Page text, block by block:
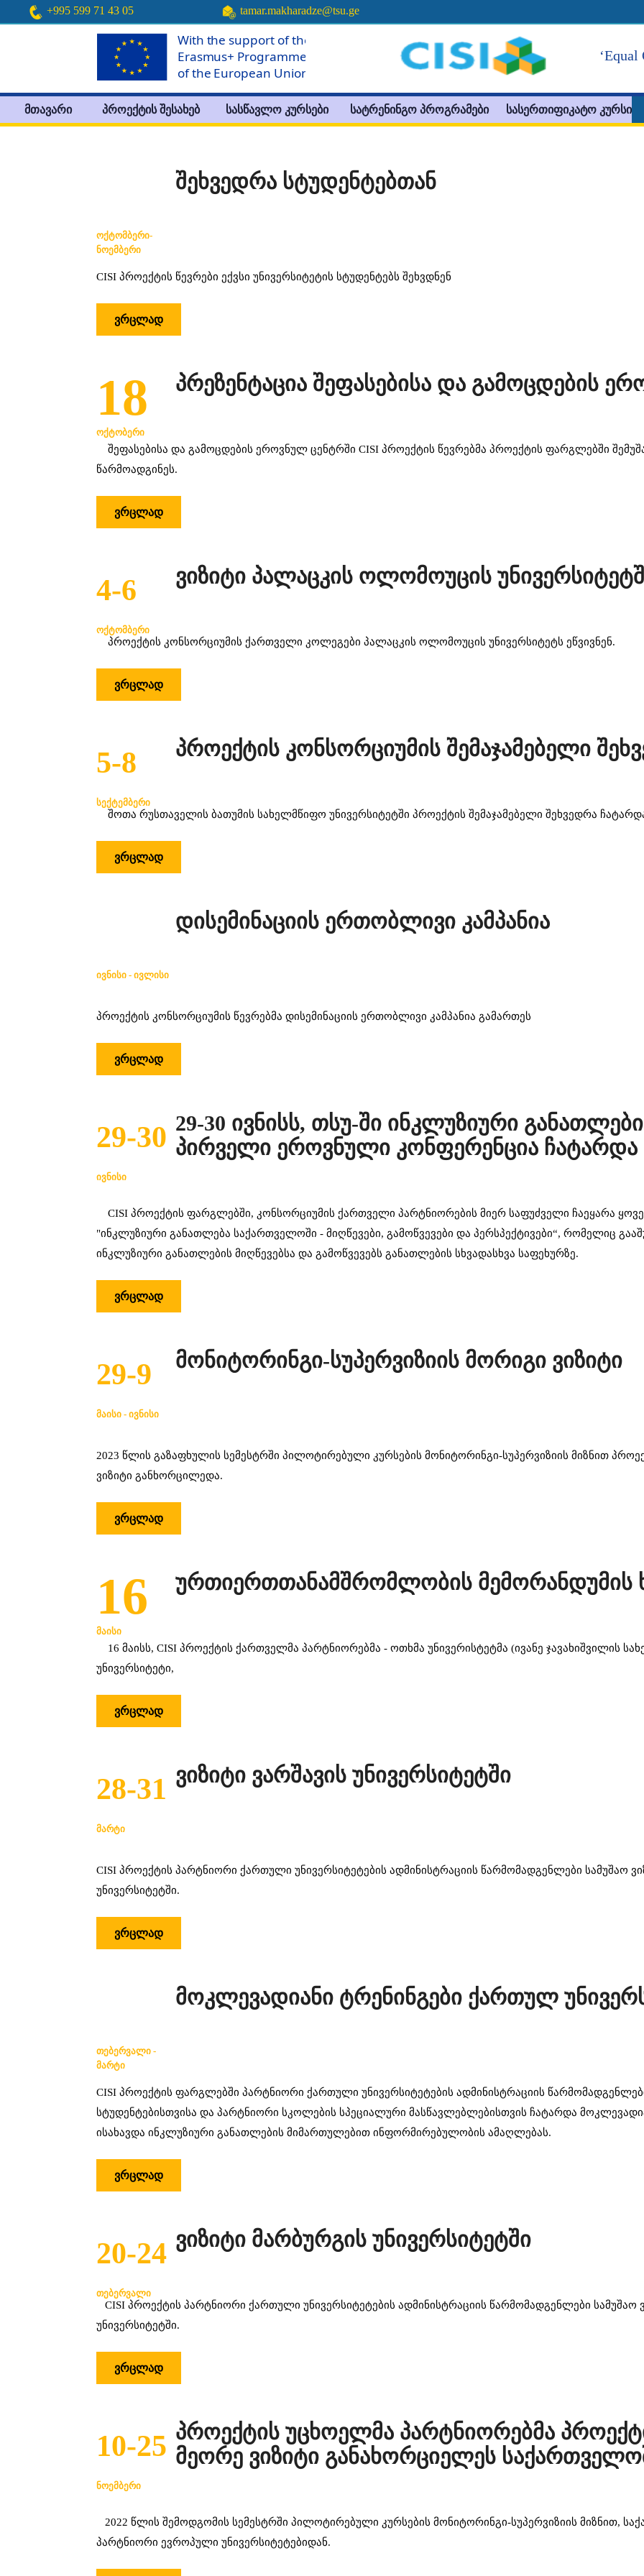
+995 599 71 43 05 tamar.makharadze@tsu.ge
მთავარი პროექტის შესახებ სასწავლო კურსები სატრენინგო პროგრამები სასერთიფიკატო კურსი
ᲝᲥᲢᲝᲛᲑᲔᲠᲘ-
ᲜᲝᲔᲛᲑᲔᲠᲘ
შეხვედრა სტუდენტებთან
CISI პროექტის წევრები ექვსი უნივერსიტეტის სტუდენტებს შეხვდნენ
ᲕᲠᲪᲚᲐᲓ
18
ᲝᲥᲢᲝᲑᲔᲠᲘ
პრეზენტაცია შეფასებისა და გამოცდების
შეფასებისა და გამოცდების ეროვნულ ცენტრში CISI პროექტის წევრებმა პროექტის ფარგლებში
წარმოადგინეს.
ᲕᲠᲪᲚᲐᲓ
4-6
ᲝᲥᲢᲝᲛᲑᲔᲠᲘ
ვიზიტი პალაცკის ოლომოუცის
პროექტის კონსორციუმის ქართველი კოლეგები პალაცკის ოლომოუცის უნივერსიტეტს ეწვივნენ.
ᲕᲠᲪᲚᲐᲓ
5-8
ᲡᲔᲥᲢᲔᲛᲑᲔᲠᲘ
პროექტის კონსორციუმის შემაჯამებელი
შოთა რუსთაველის ბათუმის სახელმწიფო უნივერსიტეტში პროექტის შემაჯამებელი შეხვედრა
ᲕᲠᲪᲚᲐᲓ
ᲘᲕᲜᲘᲡᲘ - ᲘᲕᲚᲘᲡᲘ
დისემინაციის ერთობლივი კამპანია
პროექტის კონსორციუმის წევრებმა დისემინაციის ერთობლივი კამპანია გამართეს
ᲕᲠᲪᲚᲐᲓ
29-30
ᲘᲕᲜᲘᲡᲘ
29-30 ივნისს, თსუ-ში ინკლუზიური
პირველი ეროვნული კონფერენცია ჩატარდა
CISI პროექტის ფარგლებში, კონსორციუმის ქართველი პარტნიორების მიერ საფუძველი ჩაეყარა
"ინკლუზიური განათლება საქართველოში - მიღწევები, გამოწვევები და პერსპექტივები“, რომელიც
ინკლუზიური განათლების მიღწევებსა და გამოწვევებს განათლების სხვადასხვა საფეხურზე.
ᲕᲠᲪᲚᲐᲓ
29-9
ᲛᲐᲘᲡᲘ - ᲘᲕᲜᲘᲡᲘ
მონიტორინგი-სუპერვიზიის მორიგი ვიზიტი
2023 წლის გაზაფხულის სემესტრში პილოტირებული კურსების მონიტორინგი-სუპერვიზიის მიზნით
ვიზიტი განხორცილედა.
ᲕᲠᲪᲚᲐᲓ
16
ᲛᲐᲘᲡᲘ
ურთიერთთანამშრომლობის მემორანდუმის
16 მაისს, CISI პროექტის ქართველმა პარტნიორებმა - ოთხმა უნივერისტეტმა (ივანე ჯავახიშვილის
უნივერსიტეტი,
ᲕᲠᲪᲚᲐᲓ
28-31
ᲛᲐᲠᲢᲘ
ვიზიტი ვარშავის უნივერსიტეტში
CISI პროექტის პარტნიორი ქართული უნივერსიტეტების ადმინისტრაციის წარმომადგენლები სამუშაო
უნივერსიტეტში.
ᲕᲠᲪᲚᲐᲓ
ᲗᲔᲑᲔᲠᲕᲐᲚᲘ -
ᲛᲐᲠᲢᲘ
მოკლევადიანი ტრენინგები ქართულ
CISI პროექტის ფარგლებში პარტნიორი ქართული უნივერსიტეტების ადმინისტრაციის
სტუდენტებისთვისა და პარტნიორი სკოლების სპეციალური მასწავლებლებისთვის ჩატარდა
ისახავდა ინკლუზიური განათლების მიმართულებით ინფორმირებულობის ამაღლებას.
ᲕᲠᲪᲚᲐᲓ
20-24
ᲗᲔᲑᲔᲠᲕᲐᲚᲘ
ვიზიტი მარბურგის უნივერსიტეტში
CISI პროექტის პარტნიორი ქართული უნივერსიტეტების ადმინისტრაციის წარმომადგენლები სამუშაო
უნივერსიტეტში.
ᲕᲠᲪᲚᲐᲓ
10-25
ᲜᲝᲔᲛᲑᲔᲠᲘ
პროექტის უცხოელმა პარტნიორებმა
მეორე ვიზიტი განახორციელეს
2022 წლის შემოდგომის სემესტრში პილოტირებული კურსების მონიტორინგი-სუპერვიზიის მიზნით,
პარტნიორი ევროპული უნივერსიტეტებიდან.